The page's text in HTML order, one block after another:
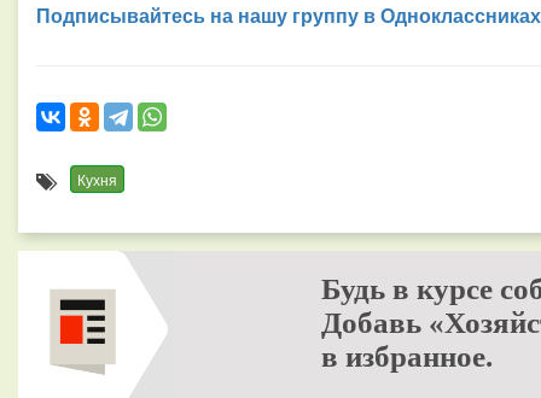
Подписывайтесь на нашу группу в Одноклассниках
Кухня
Будь в курсе
Добавь
в избранное.